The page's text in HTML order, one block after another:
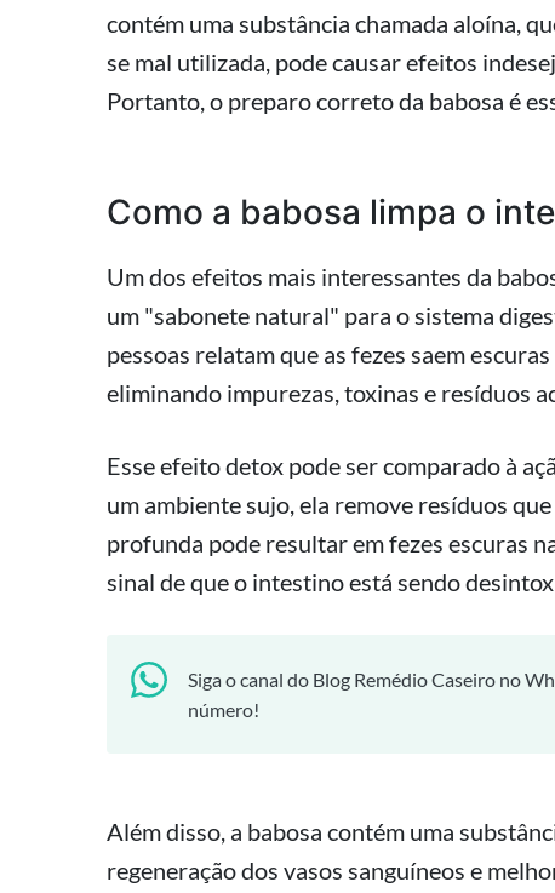
contém uma substância chamada aloína,
se mal utilizada, pode causar efeitos
Portanto, o preparo correto da babosa é
Como a babosa limpa o
Um dos efeitos mais interessantes da
um "sabonete natural" para o sistema
pessoas relatam que as fezes saem
eliminando impurezas, toxinas e resíduos
Esse efeito detox pode ser comparado à
um ambiente sujo, ela remove resíduos
profunda pode resultar em fezes escuras
sinal de que o intestino está sendo
Siga o canal do Blog Remédio Caseiro no
número!
Além disso, a babosa contém uma
regeneração dos vasos sanguíneos e